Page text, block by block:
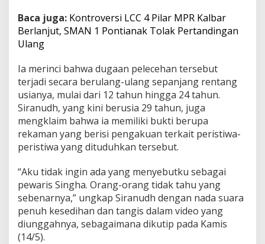
e
l
g
a
S
i
n
g
h
a
M
e
d
i
a
T
Baca juga: Kontroversi LCC 4 Pilar MPR Kalbar
Berlanjut, SMAN 1 Pontianak Tolak Pertandingan
Ulang
Ia merinci bahwa dugaan pelecehan tersebut
terjadi secara berulang-ulang sepanjang rentang
usianya, mulai dari 12 tahun hingga 24 tahun.
Siranudh, yang kini berusia 29 tahun, juga
mengklaim bahwa ia memiliki bukti berupa
rekaman yang berisi pengakuan terkait peristiwa-
peristiwa yang dituduhkan tersebut.
“Aku tidak ingin ada yang menyebutku sebagai
pewaris Singha. Orang-orang tidak tahu yang
sebenarnya,” ungkap Siranudh dengan nada suara
penuh kesedihan dan tangis dalam video yang
diunggahnya, sebagaimana dikutip pada Kamis
(14/5).